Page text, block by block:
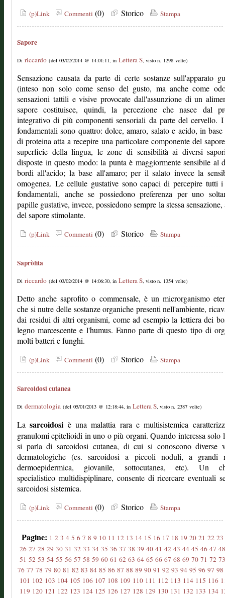
(p)Link Commenti (0) Storico Stampa
Sapore
Di riccardo (del 03/02/2014 @ 14:01:11, in Lettera S, visto n. 1298 volte)
Sensazione causata da parte di certe sostanze sull'apparato
(inteso non solo come senso del gusto, ma anche come
sensazioni tattili e visive provocate dall'assunzione di un
sapore costituisce, quindi, la percezione che nasce dal
integrativo di più componenti sensoriali da parte del cervello.
fondamentali sono quattro: dolce, amaro, salato e acido, in
di proteina atta a recepire una particolare componente del
superficie della lingua, le zone di sensibilità ai diversi
disposte in questo modo: la punta è maggiormente sensibile al
bordi all'acido; la base all'amaro; per il salato invece la
omogenea. Le cellule gustative sono capaci di percepire tutti
fondamentali, anche se possiedono preferenza per uno
papille gustative, invece, possiedono sempre la stessa
del sapore stimolante.
(p)Link Commenti (0) Storico Stampa
Sapròfita
Di riccardo (del 03/02/2014 @ 14:06:30, in Lettera S, visto n. 1354 volte)
Detto anche saprofito o commensale, è un microrganismo
che si nutre delle sostanze organiche presenti nell'ambiente,
dai residui di altri organismi, come ad esempio la lettiera dei
legno marcescente e l'humus. Fanno parte di questo tipo di
molti batteri e funghi.
(p)Link Commenti (0) Storico Stampa
Sarcoidosi cutanea
Di dermatologia (del 05/01/2013 @ 12:18:44, in Lettera S, visto n. 2387 volte)
Lasarcoidosi è una malattia rara e multisistemica
granulomi epitelioidi in uno o più organi. Quando interessa solo
si parla di sarcoidosi cutanea, di cui si conoscono diverse
dermatologiche (es. sarcoidosi a piccoli noduli, a grandi
dermoepidermica, giovanile, sottocutanea, etc). Un
specialistico multidispiplinare, consente di ricercare eventuali
sarcoidosi sistemica.
(p)Link Commenti (0) Storico Stampa
Pagine: 1 2 3 4 5 6 7 8 9 10 11 12 13 14 15 16 17 18 19 20 21 22 23
26 27 28 29 30 31 32 33 34 35 36 37 38 39 40 41 42 43 44 45 46 47 48
51 52 53 54 55 56 57 58 59 60 61 62 63 64 65 66 67 68 69 70 71 72 73
76 77 78 79 80 81 82 83 84 85 86 87 88 89 90 91 92 93 94 95 96 97 98
101 102 103 104 105 106 107 108 109 110 111 112 113 114 115 116
119 120 121 122 123 124 125 126 127 128 129 130 131 132 133 134